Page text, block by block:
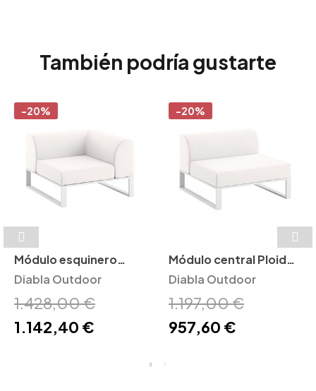
También podría gustarte
-20%
Módulo esquinero
Ploid Diabla Outdoor
Diabla Outdoor
1.428,00 €
1.142,40 €
-20%
Módulo central Ploid
Diabla Outdoor
Diabla Outdoor
1.197,00 €
957,60 €